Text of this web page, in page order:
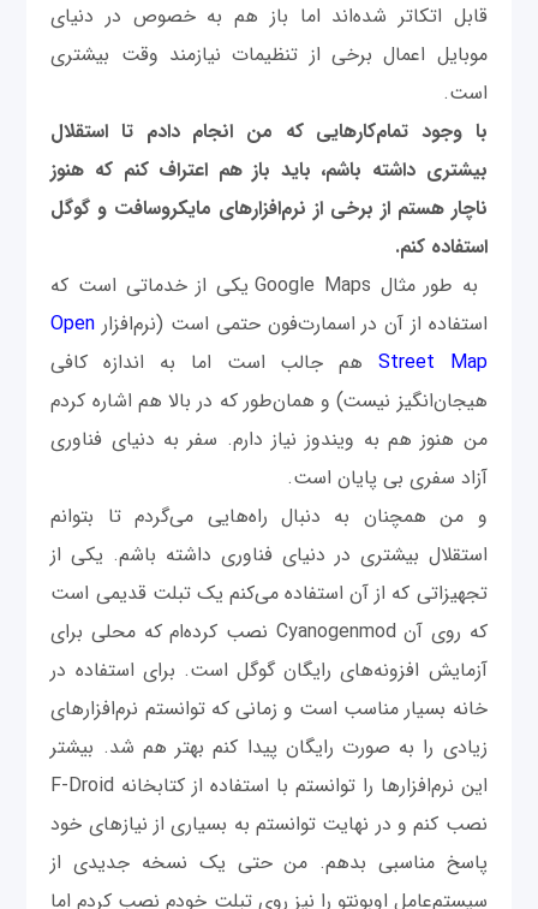
قابل اتکاتر شده‌اند اما باز هم به خصوص در دنیای
موبایل اعمال برخی از تنظیمات نیازمند وقت بیشتری
است.
با وجود تمام‌کارهایی که من انجام دادم تا استقلال
بیشتری داشته باشم، باید باز هم اعتراف کنم که هنوز
ناچار هستم از برخی از نرم‌افزارهای مایکروسافت و گوگل
استفاده کنم.
به طور مثال Google Maps یکی از خدماتی است که
استفاده از آن در اسمارت‌فون حتمی است (نرم‌افزار Open
Street Map هم جالب است اما به اندازه کافی
هیجان‌انگیز نیست) و همان‌طور که در بالا هم اشاره کردم
من هنوز هم به ویندوز نیاز دارم. سفر به دنیای فناوری
آزاد سفری بی پایان است.
و من همچنان به دنبال راه‌هایی می‌گردم تا بتوانم
استقلال بیشتری در دنیای فناوری داشته باشم. یکی از
تجهیزاتی که از آن استفاده می‌کنم یک تبلت قدیمی است
که روی آن Cyanogenmod نصب‌ کرده‌ام که محلی برای
آزمایش افزونه‌های رایگان گوگل است. برای استفاده در
خانه بسیار مناسب است و زمانی که توانستم نرم‌افزارهای
زیادی را به صورت رایگان پیدا کنم بهتر هم شد. بیشتر
این نرم‌افزارها را توانستم با استفاده از کتابخانه F-Droid
نصب کنم و در نهایت توانستم به بسیاری از نیازهای خود
پاسخ مناسبی بدهم. من حتی یک نسخه جدیدی از
سیستم‌عامل اوبونتو را نیز روی تبلت خودم نصب کردم اما